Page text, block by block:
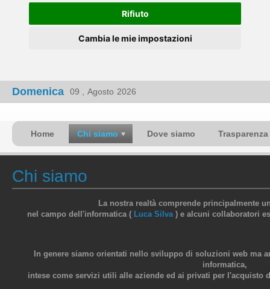
Rifiuto
Cambia le mie impostazioni
Domenica 09 , Agosto 2026
Home Chi siamo Dove siamo Trasparenza
Chi siamo
La nostra realtà comprende principalmente
nel campo dell'informatica ( Luca Silva) e alcuni collaboratori
In genere siamo orientati nello sviluppo di soluzioni web ma
informatica,
intese come servizi utili alle aziende ed ai privati per l'acquisto